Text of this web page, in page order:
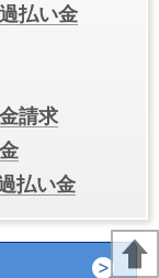
払い金
請求
払い金